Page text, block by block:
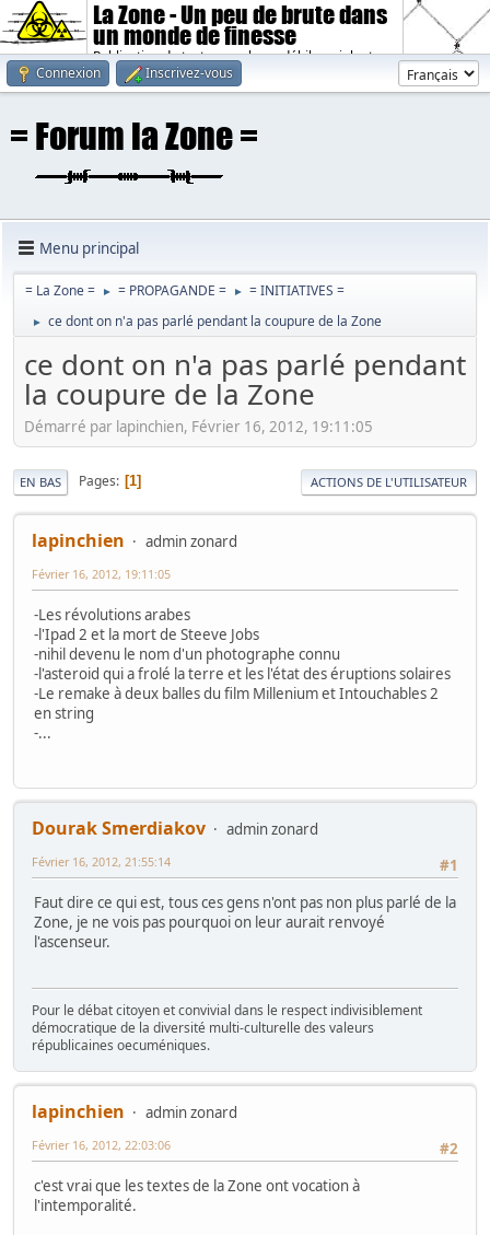
La Zone - Un peu de brute dans
un monde de finesse
Publication de textes sombres, débiles, violents.
Connexion
Inscrivez-vous
Menu principal
= La Zone = ► = PROPAGANDE = ► = INITIATIVES =
► ce dont on n'a pas parlé pendant la coupure de la Zone
ce dont on n'a pas parlé pendant
la coupure de la Zone
Démarré par lapinchien, Février 16, 2012, 19:11:05
EN BAS Pages 1 ACTIONS DE L'UTILISATEUR
lapinchien admin zonard
Février 16, 2012, 19:11:05
-Les révolutions arabes
-l'Ipad 2 et la mort de Steeve Jobs
-nihil devenu le nom d'un photographe connu
-l'asteroid qui a frolé la terre et les l'état des éruptions solaires
-Le remake à deux balles du film Millenium et Intouchables 2
en string
-...
Dourak Smerdiakov
admin zonard
#1
Février 16, 2012, 21:55:14
Faut dire ce qui est, tous ces gens n'ont pas non plus parlé de la
Zone, je ne vois pas pourquoi on leur aurait renvoyé
l'ascenseur.
Pour le débat citoyen et convivial dans le respect indivisiblement
démocratique de la diversité multi-culturelle des valeurs
républicaines oecuméniques.
lapinchien
admin zonard
#2
Février 16, 2012, 22:03:06
c'est vrai que les textes de la Zone ont vocation à
l'intemporalité.